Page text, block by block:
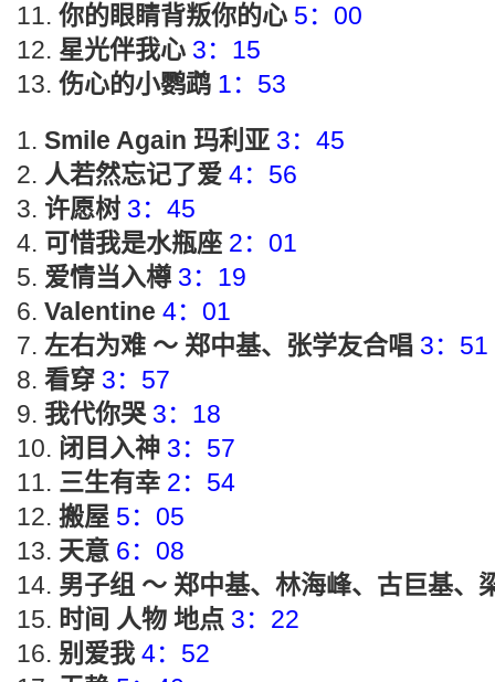
你的眼睛背叛你的心 5：00
星光伴我心 3：15
伤心的小鹦鹉 1：53
Smile Again 玛利亚 3：45
人若然忘记了爱 4：56
许愿树 3：45
可惜我是水瓶座 2：01
爱情当入樽 3：19
Valentine 4：01
左右为难 ～ 郑中基、张学友合唱 3：51
看穿 3：57
我代你哭 3：18
闭目入神 3：57
三生有幸 2：54
搬屋 5：05
天意 6：08
男子组 ～ 郑中基、林海峰、古巨基、
时间 人物 地点 3：22
别爱我 4：52